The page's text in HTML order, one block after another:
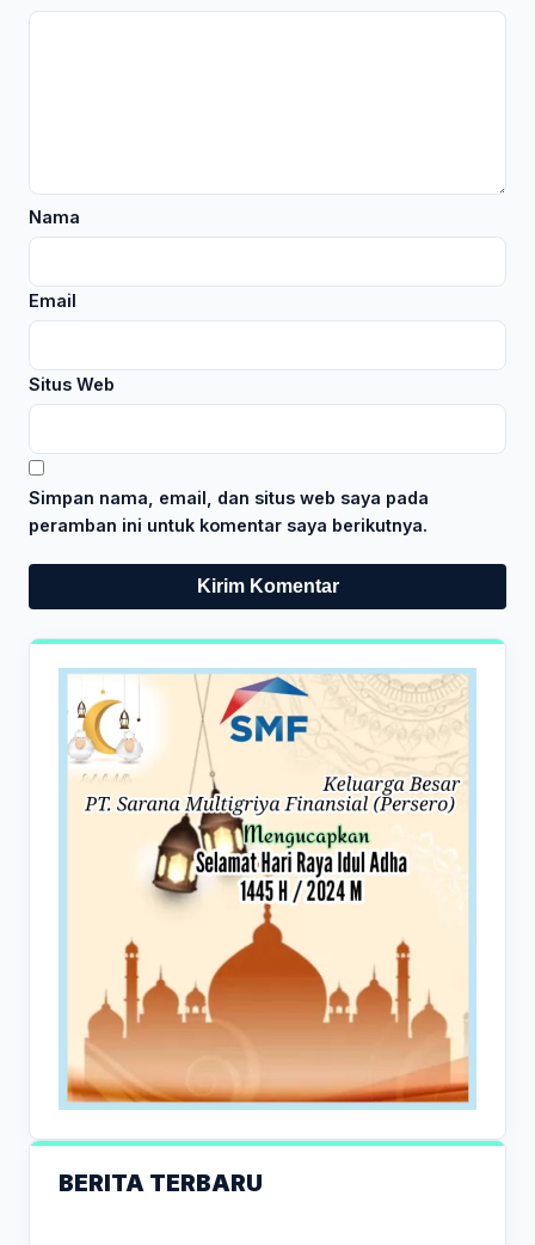
Nama
Email
Situs Web
Simpan nama, email, dan situs web saya pada
peramban ini untuk komentar saya berikutnya.
BERITA TERBARU